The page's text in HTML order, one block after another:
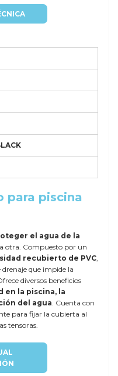
para piscina
el agua de la
otra. Compuesto por un
recubierto de PVC,
que impide la
diversos beneficios
en la piscina, la
del agua. Cuenta con
para fijar la cubierta al
tensoras.